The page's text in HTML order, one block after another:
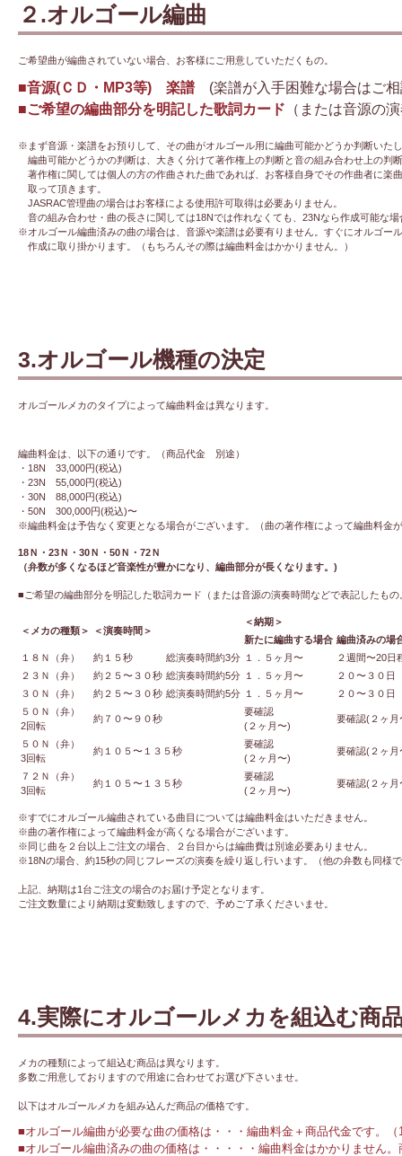
２.オルゴール編曲
ご希望曲が編曲されていない場合、お客様にご用意していただくもの。
■音源(ＣＤ・MP3等) 楽譜 (楽譜が入手困難な場合はご
■ご希望の編曲部分を明記した歌詞カード （または音源の
※まず音源・楽譜をお預りして、その曲がオルゴール用に編曲可能かどうか判断いた
編曲可能かどうかの判断は、大きく分けて著作権上の判断と音の組み合わせ上の判
著作権に関しては個人の方の作曲された曲であれば、お客様自身でその作曲者に楽
取って頂きます。
JASRAC管理曲の場合はお客様による使用許可取得は必要ありません。
音の組み合わせ・曲の長さに関しては18Nでは作れなくても、23Nなら作成可能な
※オルゴール編曲済みの曲の場合は、音源や楽譜は必要有りません。すぐにオルゴー
作成に取り掛かります。（もちろんその際は編曲料金はかかりません。）
3.オルゴール機種の決定
オルゴールメカのタイプによって編曲料金は異なります。
編曲料金は、以下の通りです。（商品代金 別途）
・18N 33,000円(税込)
・23N 55,000円(税込)
・30N 88,000円(税込)
・50N 300,000円(税込)〜
※編曲料金は予告なく変更となる場合がございます。（曲の著作権によって編曲料金
18Ｎ・23Ｎ・30Ｎ・50Ｎ・72Ｎ
（弁数が多くなるほど音楽性が豊かになり、編曲部分が長くなります。)
■ご希望の編曲部分を明記した歌詞カード （または音源の演奏時間などで表記したもの
＜メカの種類＞ ＜演奏時間＞
＜納期＞
新たに編曲する場合 編曲済みの場
１８Ｎ（弁）
約１５秒 総演奏時間約3分 １．５ヶ月〜
２週間〜20日
２３Ｎ（弁）
約２５〜３０秒 総演奏時間約5分 １．５ヶ月〜
２０〜３０日
３０Ｎ（弁）
約２５〜３０秒 総演奏時間約5分 １．５ヶ月〜
２０〜３０日
５０Ｎ（弁）
2回転
約７０〜９０秒
要確認
(２ヶ月〜)
要確認(２ヶ月
５０Ｎ（弁）
3回転
約１０５〜１３５秒
要確認
(２ヶ月〜)
要確認(２ヶ月
７２Ｎ（弁）
3回転
約１０５〜１３５秒
要確認
(２ヶ月〜)
要確認(２ヶ月
※すでにオルゴール編曲されている曲目については編曲料金はいただきません。
※曲の著作権によって編曲料金が高くなる場合がございます。
※同じ曲を２台以上ご注文の場合、２台目からは編曲費は別途必要ありません。
※18Nの場合、約15秒の同じフレーズの演奏を繰り返し行います。（他の弁数も同様
上記、納期は1台ご注文の場合のお届け予定となります。
ご注文数量により納期は変動致しますので、予めご了承くださいませ。
4.実際にオルゴールメカを組込む商
メカの種類によって組込む商品は異なります。
多数ご用意しておりますので用途に合わせてお選び下さいませ。
以下はオルゴールメカを組み込んだ商品の価格です。
■オルゴール編曲が必要な曲の価格は・・・編曲料金＋商品代金です。
■オルゴール編曲済みの曲の価格は・・・・・編曲料金はかかりません